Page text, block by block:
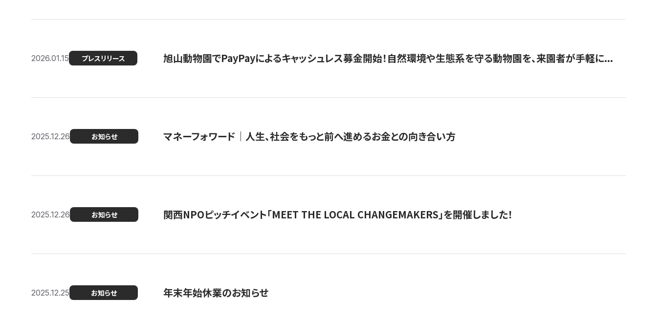
2026.01.15 プレスリリース 旭山動物園でPayPayによるキャッシュレス募金開始！自然環境や生態系を守る動物園を、来園者が手軽に...
2025.12.26 お知らせ マネーフォワード｜人生、社会をもっと前へ進めるお金との向き合い方
2025.12.26 お知らせ 関西NPOピッチイベント「MEET THE LOCAL CHANGEMAKERS」を開催しました！
2025.12.25 お知らせ 年末年始休業のお知らせ